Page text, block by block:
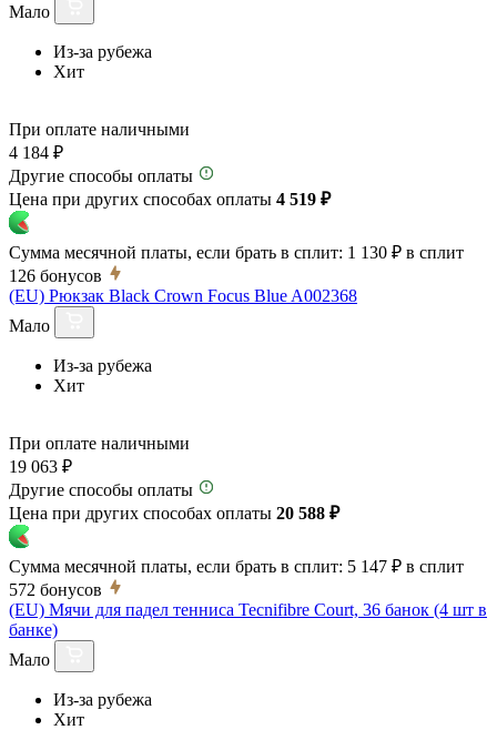
Мало
Из-за рубежа
Хит
При оплате наличными
4 184 ₽
Другие способы оплаты
Цена при других способах оплаты 4 519 ₽
Сумма месячной платы, если брать в сплит: 1 130 ₽ в сплит
126 бонусов
(EU) Рюкзак Black Crown Focus Blue A002368
Мало
Из-за рубежа
Хит
При оплате наличными
19 063 ₽
Другие способы оплаты
Цена при других способах оплаты 20 588 ₽
Сумма месячной платы, если брать в сплит: 5 147 ₽ в сплит
572 бонусов
(EU) Мячи для падел тенниса Tecnifibre Court, 36 банок (4 шт в
банке)
Мало
Из-за рубежа
Хит